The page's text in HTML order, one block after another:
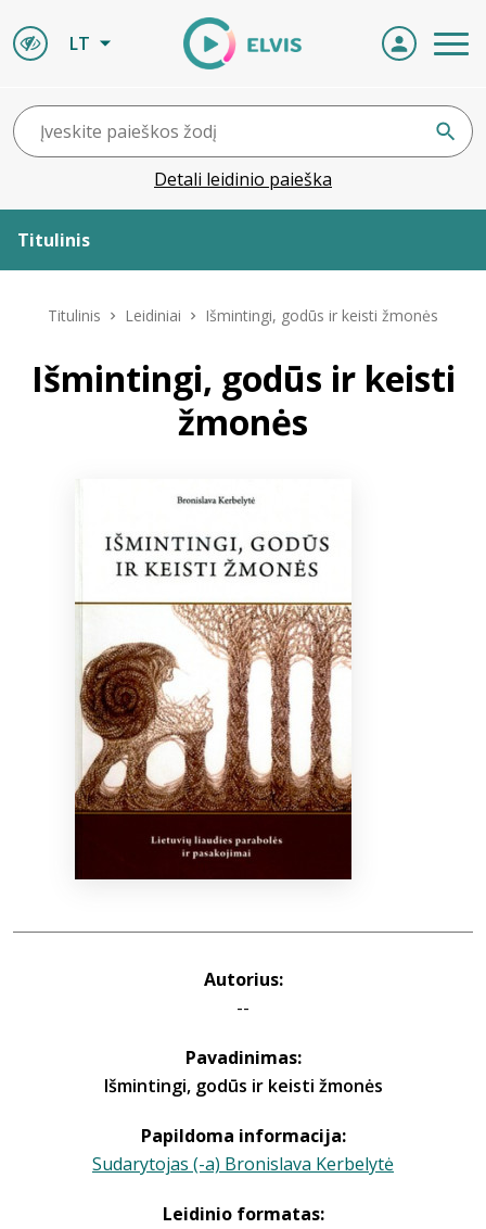
LT
Detali leidinio paieška
Titulinis
Leidiniai
Bibliotekoms
Titulinis Leidiniai Išmintingi, godūs ir keisti žmonės
Išmintingi, godūs ir keisti
žmonės
Autorius:
--
Pavadinimas:
Išmintingi, godūs ir keisti žmonės
Papildoma informacija:
Sudarytojas (-a) Bronislava Kerbelytė
Leidinio formatas: